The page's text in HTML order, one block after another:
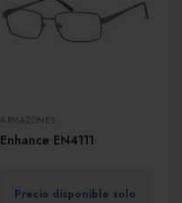
ARMAZONES
Enhance EN4111
Precio disponible solo